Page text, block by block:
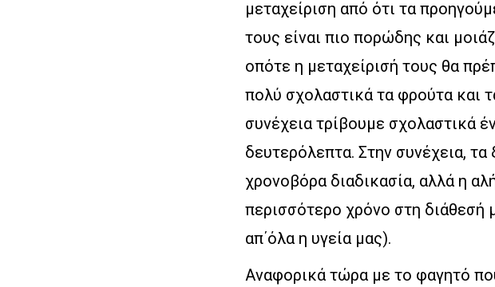
μεταχείριση από ότι τα
τους είναι πιο πορώδης και
οπότε η μεταχείρισή τους θα
πολύ σχολαστικά τα φρούτα και
συνέχεια τρίβουμε σχολαστικά
δευτερόλεπτα. Στην συνέχεια,
χρονοβόρα διαδικασία, αλλά η
περισσότερο χρόνο στη διάθεσή
απ΄όλα η υγεία μας).
Αναφορικά τώρα με το φαγητό